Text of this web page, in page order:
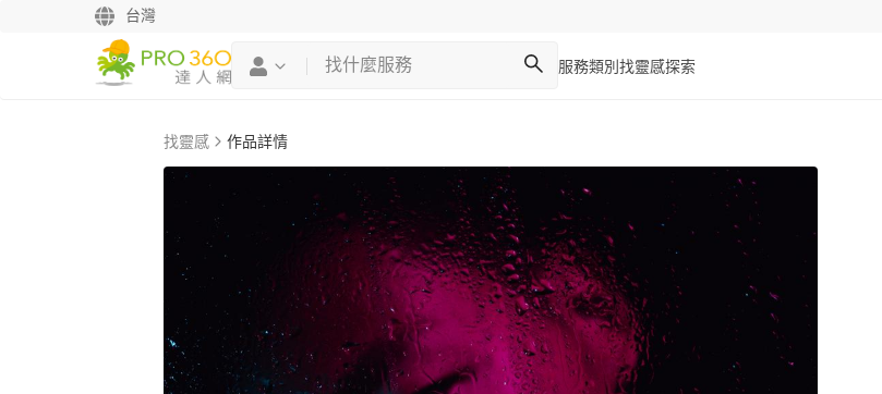
台灣
服務類別 找靈感探索
找靈感 作品詳情